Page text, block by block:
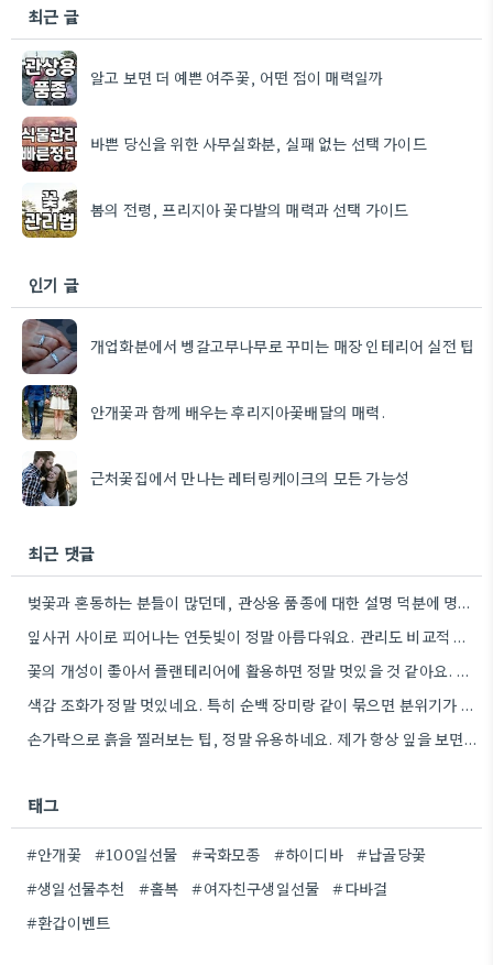
최근 글
알고 보면 더 예쁜 여주꽃, 어떤 점이 매력일까
바쁜 당신을 위한 사무실화분, 실패 없는 선택 가이드
봄의 전령, 프리지아 꽃다발의 매력과 선택 가이드
인기 글
개업화분에서 벵갈고무나무로 꾸미는 매장 인테리어 실전 팁
안개꽃과 함께 배우는 후리지아꽃배달의 매력.
근처꽃집에서 만나는 레터링케이크의 모든 가능성
최근 댓글
벚꽃과 혼동하는 분들이 많던데, 관상용 품종에 대한 설명 덕분에 명확해졌어요. 집 정원에 작은 묘목을 구해서…
잎사귀 사이로 피어나는 연둣빛이 정말 아름다워요. 관리도 비교적 수월하다고 하니, 집안에 작은 정원을 만들고 싶을…
꽃의 개성이 좋아서 플랜테리어에 활용하면 정말 멋있을 것 같아요. 특히 톤 다운된 색감으로 공간에 깊이감을…
색감 조화가 정말 멋있네요. 특히 순백 장미랑 같이 묶으면 분위기가 훨씬 더 깊어지겠어요.
손가락으로 흙을 찔러보는 팁, 정말 유용하네요. 제가 항상 잎을 보면서 물을 주는 편이라서요.
태그
#안개꽃 #100일선물 #국화모종 #하이디바
#납골당꽃
#생일선물추천
#홀복 #여자친구생일선물
#다바걸
#환갑이벤트